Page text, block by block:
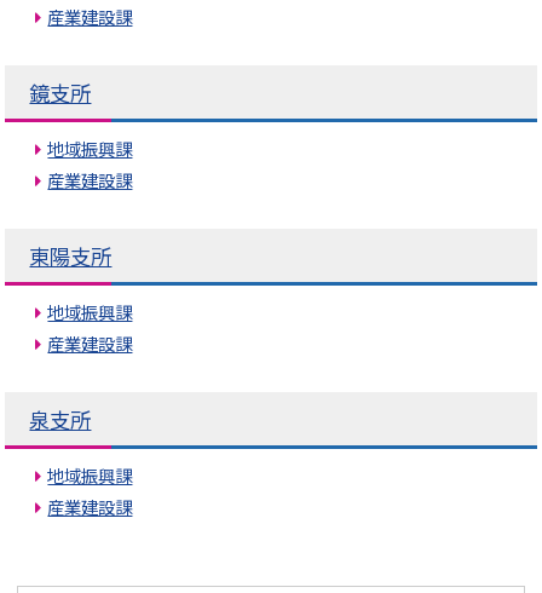
産業建設課
鏡支所
地域振興課
産業建設課
東陽支所
地域振興課
産業建設課
泉支所
地域振興課
産業建設課